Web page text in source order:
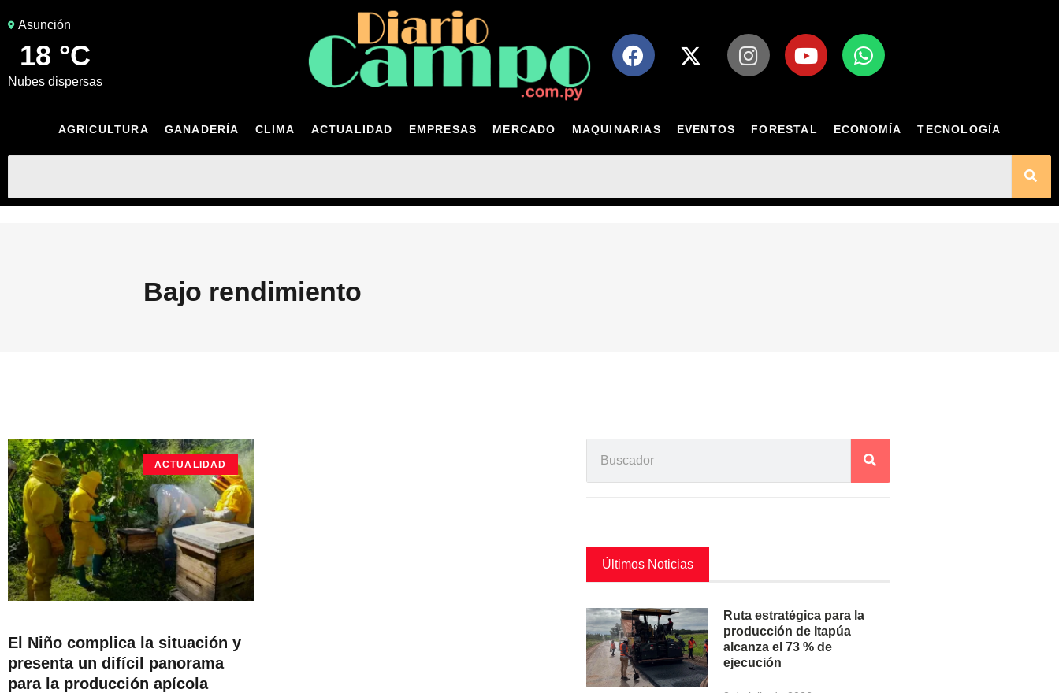
Asunción
18 °C
nubes dispersas
AGRICULTURA GANADERÍA CLIMA ACTUALIDAD EMPRESAS MERCADO MAQUINARIAS EVENTOS FORESTAL ECONOMÍA TECNOLOGÍA
Bajo rendimiento
ACTUALIDAD
El Niño complica la situación y
presenta un difícil panorama
para la producción apícola
Últimos Noticias
Ruta estratégica para la
producción de Itapúa
alcanza el 73 % de
ejecución